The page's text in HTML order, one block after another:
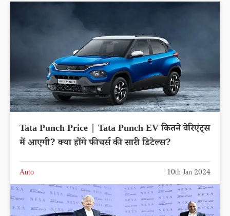
Tata Punch Price | Tata Punch EV कितने वेरिएंट्स
में आएगी? क्या होंगे फीचर्स की सारी डिटेल्स?
Auto 10th Jan 2024